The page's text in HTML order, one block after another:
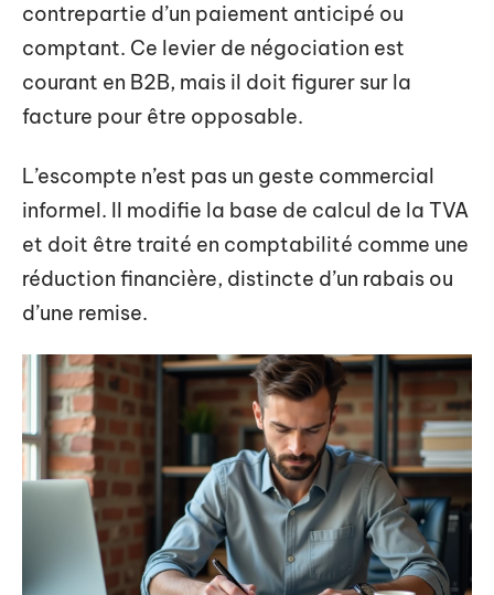
contrepartie d’un paiement anticipé ou
comptant. Ce levier de négociation est
courant en B2B, mais il doit figurer sur la
facture pour être opposable.
L’escompte n’est pas un geste commercial
informel. Il modifie la base de calcul de la TVA
et doit être traité en comptabilité comme une
réduction financière, distincte d’un rabais ou
d’une remise.